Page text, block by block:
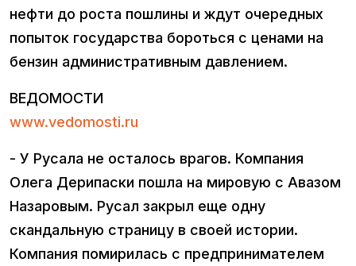
нефти до роста пошлины и ждут очередных
попыток государства бороться с ценами на
бензин административным давлением.
ВЕДОМОСТИ
www.vedomosti.ru
- У Русала не осталось врагов. Компания
Олега Дерипаски пошла на мировую с Авазом
Назаровым. Русал закрыл еще одну
скандальную страницу в своей истории.
Компания помирилась с предпринимателем